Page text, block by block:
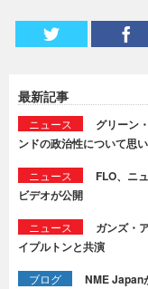
最新記事
ニュース
グリーン
ンドの政治性について思
ニュース
FLO、ニ
ビデオが公開
ニュース
ガンズ・
イプルトンと共演
ブログ NME Japan